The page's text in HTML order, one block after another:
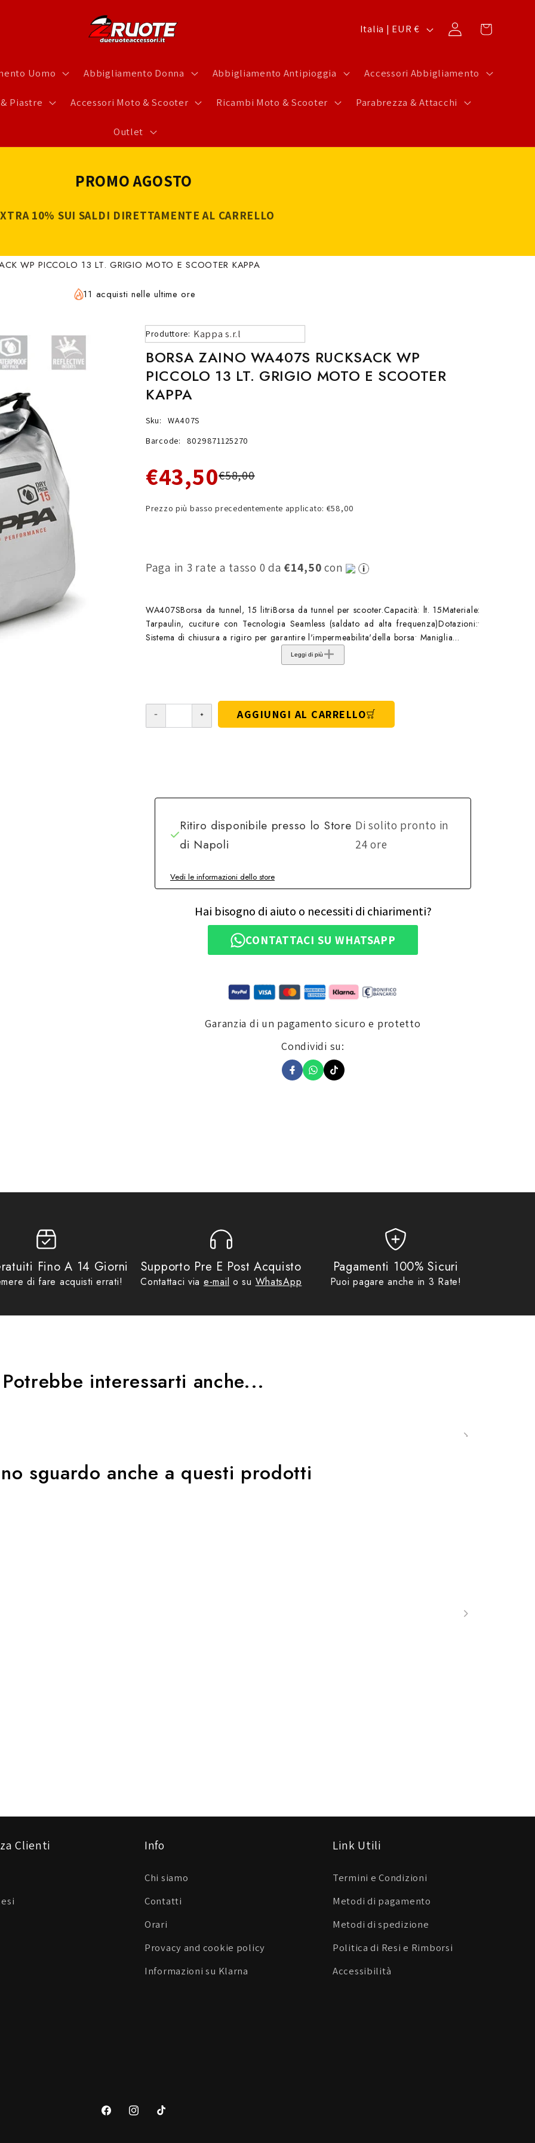
Uomo Abbigliamento Donna Abbigliamento Antipioggia Accessori Abbigliamento
Piastre Accessori Moto & Scooter Ricambi Moto & Scooter Parabrezza & Attacchi
Outlet
e
A
f
i
Italia | EUR € Accedi Carrello
PROMO AGOSTO
10% SUI SALDI DIRETTAMENTE AL CARRELLO
WP PICCOLO 13 LT. GRIGIO MOTO E SCOOTER KAPPA
11 acquisti nelle ultime ore
Produttore: Kappa s.r.l
BORSA ZAINO WA407S RUCKSACK WP
PICCOLO 13 LT. GRIGIO MOTO E SCOOTER
KAPPA
Sku:
WA407S
Barcode:
8029871125270
€43,50€58,00
Prezzo più basso precedentemente applicato: €58,00
Paga in 3 rate a tasso 0 da€14,50con
WA407SBorsa da tunnel, 15 litriBorsa da tunnel per scooter.Capacità: lt. 15Materiale:
Tarpaulin, cuciture con Tecnologia Seamless (saldato ad alta frequenza)Dotazioni:•
Sistema di chiusura a rigiro per garantire l'impermeabilita'della borsa• Maniglia...
Leggi di più
AGGIUNGI AL CARRELLO
Ritiro disponibile presso lo Store
di Napoli
Di solito pronto in
24 ore
Vedi le informazioni dello store
Hai bisogno di aiuto o necessiti di chiarimenti?
CONTATTACI SU WHATSAPP
Garanzia di un pagamento sicuro e protetto
Condividi su:
Fino A 14 Giorni
di fare acquisti errati!
Supporto Pre E Post Acquisto
Contattaci via e-mail o su WhatsApp
Pagamenti 100% Sicuri
Puoi pagare anche in 3 Rate!
Potrebbe interessarti anche...
sguardo anche a questi prodotti
Clienti Info
Chi siamo
Contatti
Orari
Provacy and cookie policy
Informazioni su Klarna
Link Utili
Termini e Condizioni
Metodi di pagamento
Metodi di spedizione
Politica di Resi e Rimborsi
Accessibilità
FacebookInstagramTikTok